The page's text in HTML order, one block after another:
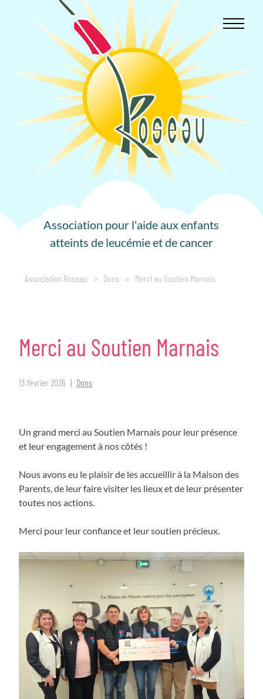
Association pour l'aide aux enfants
atteints de leucémie et de cancer
Association Roseau > Dons > Merci au Soutien Marnais
Merci au Soutien Marnais
13 février 2026 Dons
Un grand merci au Soutien Marnais pour leur présence
et leur engagement à nos côtés !
Nous avons eu le plaisir de les accueillir à la Maison des
Parents, de leur faire visiter les lieux et de leur présenter
toutes nos actions.
Merci pour leur confiance et leur soutien précieux.